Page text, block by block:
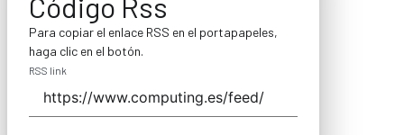
Para copiar el enlace RSS en el portapapeles,
haga clic en el botón.
RSS link